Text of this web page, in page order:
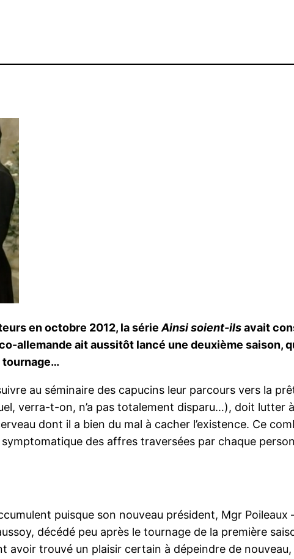
en octobre 2012, la sérieAinsi soient-ilsavait
allemande ait aussitôt lancé une deuxième saison,
tournage…
au séminaire des capucins leur parcours vers la
verra-t-on, n’a pas totalement disparu…), doit lutter
dont il a bien du mal à cacher l’existence. Ce
des affres traversées par chaque
puisque son nouveau président, Mgr Poileaux
décédé peu après le tournage de la première
avoir trouvé un plaisir certain à dépeindre de